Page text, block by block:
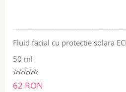
Fluid facial cu protectie solara
50 ml
62 RON